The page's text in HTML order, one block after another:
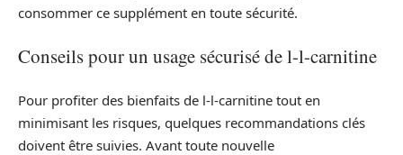
consommer ce supplément en toute sécurité.
Conseils pour un usage sécurisé de l-l-carnitine
Pour profiter des bienfaits de l-l-carnitine tout en
minimisant les risques, quelques recommandations clés
doivent être suivies. Avant toute nouvelle